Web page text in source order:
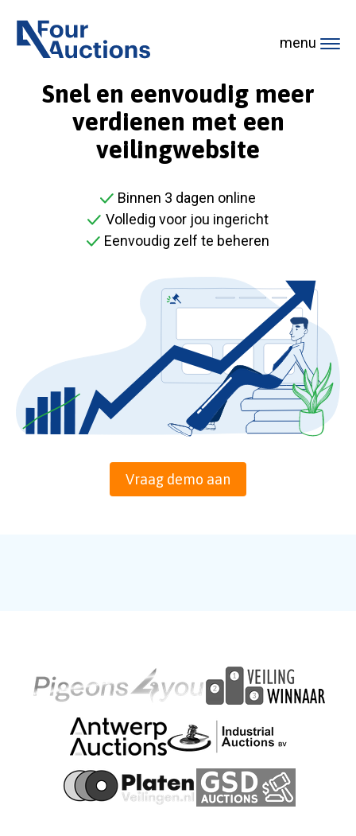
menu
Snel en eenvoudig meer
verdienen met een
veilingwebsite
Binnen 3 dagen online
Volledig voor jou ingericht
Eenvoudig zelf te beheren
Vraag demo aan